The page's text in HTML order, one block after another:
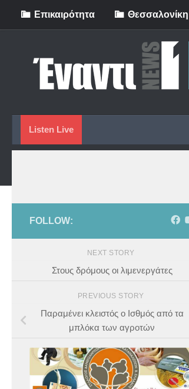
Skip to content
Eπικαιρότητα Θεσσαλονίκη
Listen Live
FOLLOW:
NEXT STORY
Στους δρόμους οι λιμενεργάτες
PREVIOUS STORY
Παραμένει κλειστός ο Ισθμός από τα
μπλόκα των αγροτών